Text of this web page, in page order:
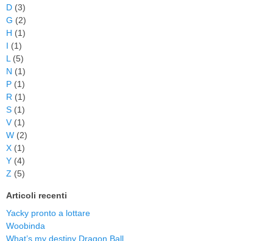
D (3)
G (2)
H (1)
I (1)
L (5)
N (1)
P (1)
R (1)
S (1)
V (1)
W (2)
X (1)
Y (4)
Z (5)
Articoli recenti
Yacky pronto a lottare
Woobinda
What’s my destiny Dragon Ball